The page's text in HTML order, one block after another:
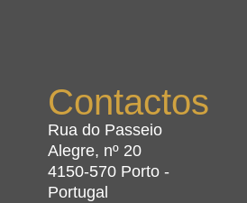
Contactos
Rua do Passeio
Alegre, nº 20
4150-570 Porto -
Portugal